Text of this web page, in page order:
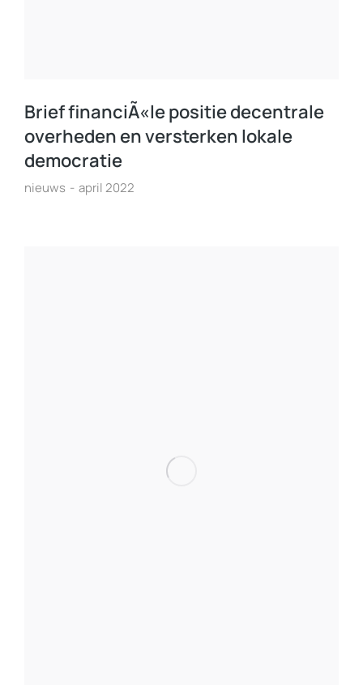
Brief financiÃ«le positie decentrale
overheden en versterken lokale
democratie
nieuws april 2022